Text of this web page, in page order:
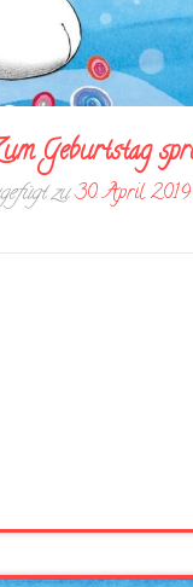
Geburtstag
zu30. April 2019